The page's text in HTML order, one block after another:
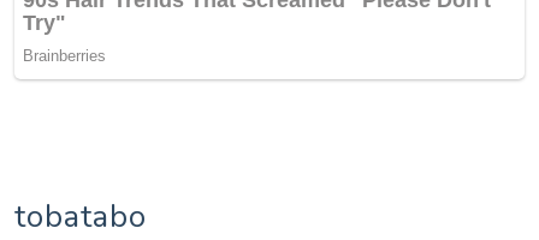
tobatabo